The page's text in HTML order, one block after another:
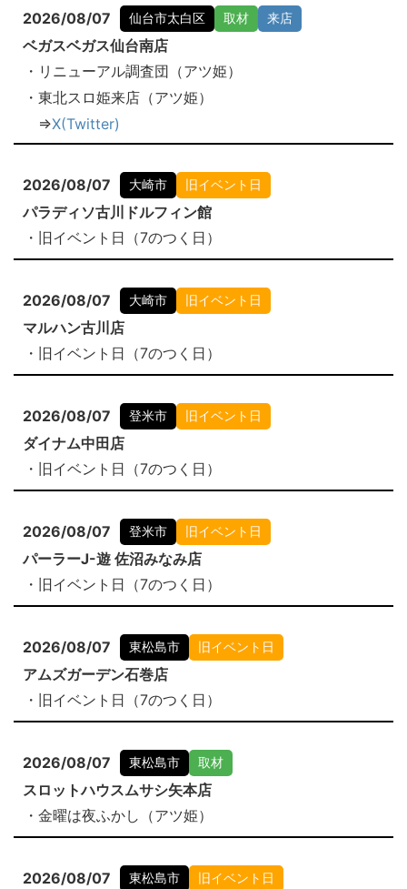
2026/08/07 仙台市太白区 取材 来店
ベガスベガス仙台南店
・リニューアル調査団（アツ姫）
・東北スロ姫来店（アツ姫）
⇒X(Twitter)
2026/08/07 大崎市 旧イベント日
パラディソ古川ドルフィン館
・旧イベント日（7のつく日）
2026/08/07 大崎市 旧イベント日
マルハン古川店
・旧イベント日（7のつく日）
2026/08/07 登米市 旧イベント日
ダイナム中田店
・旧イベント日（7のつく日）
2026/08/07 登米市 旧イベント日
パーラーJ-遊 佐沼みなみ店
・旧イベント日（7のつく日）
2026/08/07 東松島市 旧イベント日
アムズガーデン石巻店
・旧イベント日（7のつく日）
2026/08/07 東松島市 取材
スロットハウスムサシ矢本店
・金曜は夜ふかし（アツ姫）
2026/08/07 東松島市 旧イベント日